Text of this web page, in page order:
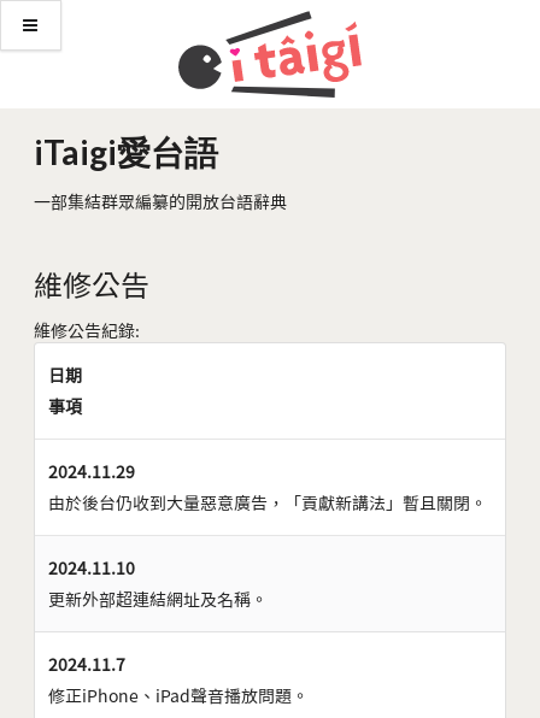
iTaigi愛台語
一部集結群眾編纂的開放台語辭典
維修公告
維修公告紀錄:
日期
事項
2024.11.29
由於後台仍收到大量惡意廣告，「貢獻新講法」暫且關閉。
2024.11.10
更新外部超連結網址及名稱。
2024.11.7
修正iPhone、iPad聲音播放問題。